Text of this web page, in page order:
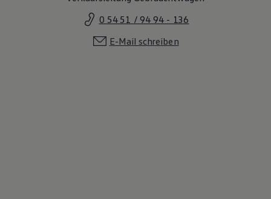
0 54 51 / 94 94 - 136
E-Mail schreiben